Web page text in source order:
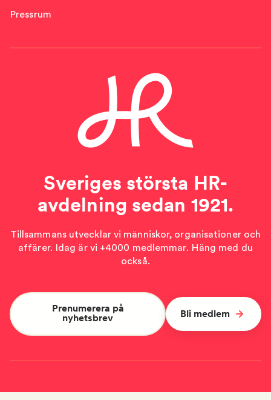
Pressrum
Sveriges största HR-
avdelning sedan 1921.
Tillsammans utvecklar vi människor, organisationer och
affärer. Idag är vi +4000 medlemmar. Häng med du
också.
Prenumerera på
nyhetsbrev
Bli medlem